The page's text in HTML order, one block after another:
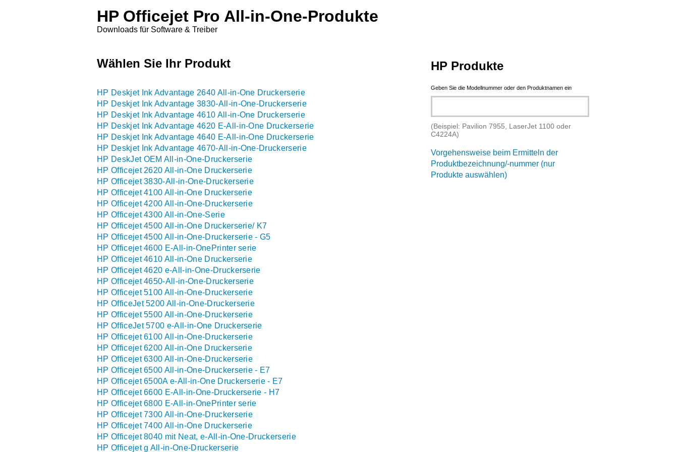
HP Officejet Pro All-in-One-Produkte
Downloads für Software & Treiber
Wählen Sie Ihr Produkt
HP Deskjet Ink Advantage 2640 All-in-One Druckerserie
HP Deskjet Ink Advantage 3830-All-in-One-Druckerserie
HP Deskjet Ink Advantage 4610 All-in-One Druckerserie
HP Deskjet Ink Advantage 4620 E-All-in-One Druckerserie
HP Deskjet Ink Advantage 4640 E-All-in-One Druckerserie
HP Deskjet Ink Advantage 4670-All-in-One-Druckerserie
HP DeskJet OEM All-in-One-Druckerserie
HP Officejet 2620 All-in-One Druckerserie
HP Officejet 3830-All-in-One-Druckerserie
HP Officejet 4100 All-in-One Druckerserie
HP Officejet 4200 All-in-One-Druckerserie
HP Officejet 4300 All-in-One-Serie
HP Officejet 4500 All-in-One Druckerserie/ K7
HP Officejet 4500 All-in-One-Druckerserie - G5
HP Officejet 4600 E-All-in-OnePrinter serie
HP Officejet 4610 All-in-One Druckerserie
HP Officejet 4620 e-All-in-One-Druckerserie
HP Officejet 4650-All-in-One-Druckerserie
HP Officejet 5100 All-in-One-Druckerserie
HP OfficeJet 5200 All-in-One-Druckerserie
HP Officejet 5500 All-in-One-Druckerserie
HP OfficeJet 5700 e-All-in-One Druckerserie
HP Officejet 6100 All-in-One-Druckerserie
HP Officejet 6200 All-in-One Druckerserie
HP Officejet 6300 All-in-One-Druckerserie
HP Officejet 6500 All-in-One-Druckerserie - E7
HP Officejet 6500A e-All-in-One Druckerserie - E7
HP Officejet 6600 E-All-in-One-Druckerserie - H7
HP Officejet 6800 E-All-in-OnePrinter serie
HP Officejet 7300 All-in-One-Druckerserie
HP Officejet 7400 All-in-One Druckerserie
HP Officejet 8040 mit Neat, e-All-in-One-Druckerserie
HP Officejet g All-in-One-Druckerserie
HP Produkte
Geben Sie die Modellnummer oder den Produktnamen ein
(Beispiel: Pavilion 7955, LaserJet 1100 oder
C4224A)
Vorgehensweise beim Ermitteln der
Produktbezeichnung/-nummer (nur
Produkte auswählen)